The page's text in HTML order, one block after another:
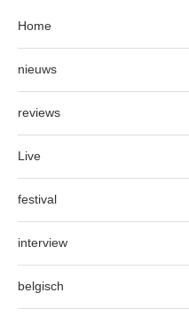
Home
nieuws
reviews
Live
festival
interview
belgisch